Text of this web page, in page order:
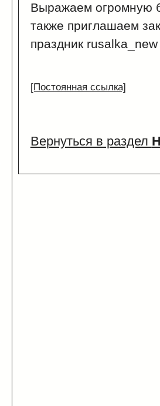
Выражаем огромную
также приглашаем
праздник rusalka_new
[Постоянная ссылка]
Вернуться в раздел